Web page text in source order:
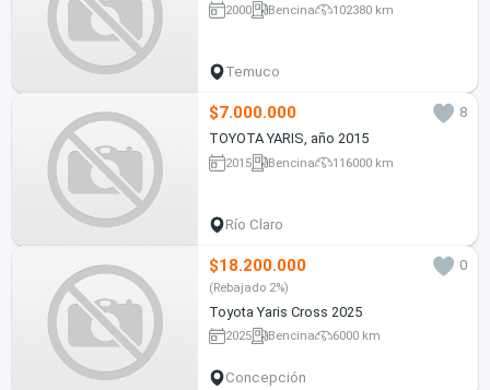
2000 Bencina 102380 km
Temuco
$7.000.000
8
TOYOTA YARIS, año 2015
2015 Bencina 116000 km
Río Claro
$18.200.000 0
(Rebajado 2%)
Toyota Yaris Cross 2025
2025 Bencina 6000 km
Concepción